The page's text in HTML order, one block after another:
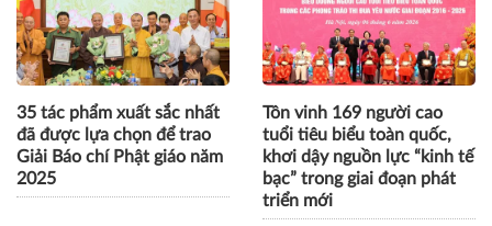
35 tác phẩm xuất sắc nhất
đã được lựa chọn để trao
Giải Báo chí Phật giáo năm
2025
Tôn vinh 169 người cao
tuổi tiêu biểu toàn quốc,
khơi dậy nguồn lực “kinh tế
bạc” trong giai đoạn phát
triển mới